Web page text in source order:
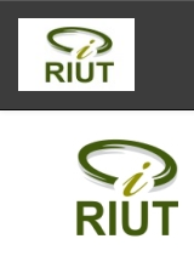
Skip
navigation